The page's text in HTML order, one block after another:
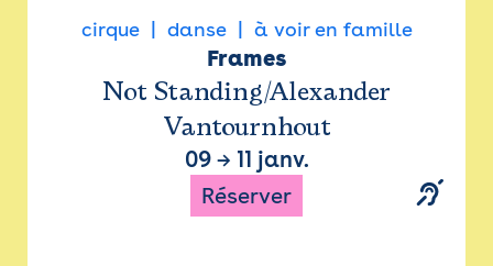
cirque danse à voir en famille
Frames
Not Standing/Alexander
Vantournhout
09→ 11 janv.
Réserver